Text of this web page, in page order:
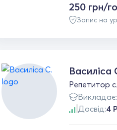
250 грн/
Запис на
Василіса
Репетитор
Викладає:
Досвід:4